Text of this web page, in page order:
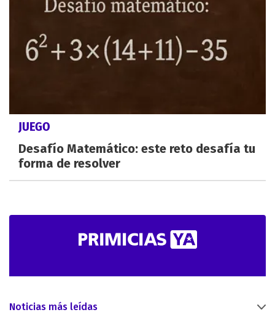
JUEGO
Desafío Matemático: este reto desafía tu
forma de resolver
Noticias más leídas